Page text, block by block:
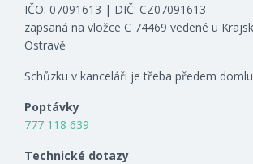
IČO: 07091613 | DIČ: CZ07091613
zapsaná na vložce C 74469 vedené u
Ostravě
Schůzku v kanceláři je třeba předem
Poptávky
777 118 639
Technické dotazy